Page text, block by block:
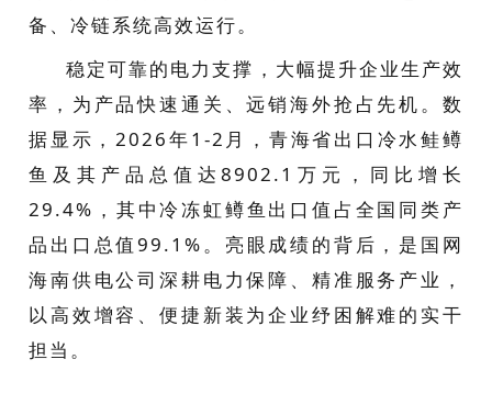
备、冷链系统高效运行。
稳定可靠的电力支撑，大幅提升企业生产效
率，为产品快速通关、远销海外抢占先机。数
据显示，2026年1-2月，青海省出口冷水鲑鳟
鱼及其产品总值达8902.1万元，同比增长
29.4%，其中冷冻虹鳟鱼出口值占全国同类产
品出口总值99.1%。亮眼成绩的背后，是国网
海南供电公司深耕电力保障、精准服务产业，
以高效增容、便捷新装为企业纾困解难的实干
担当。